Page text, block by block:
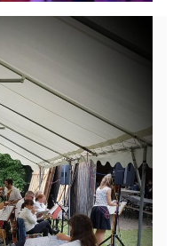
d’une soirée, dans
les multiples
Soul.